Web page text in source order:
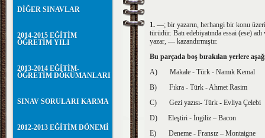
DİĞER SINAVLAR
2014-2015 EĞİTİM
ÖĞRETİM YILI
2013-2014 EĞİTİM-
ÖĞRETİM DÖKÜMANLARI
SINAV SORULARI KARMA
2012-2013 EĞİTİM DÖNEMİ
1. —; bir yazarın, herhangi bir konu
türüdür. Batı edebiyatında essai (ese)
yazar, — kazandırmıştır.
Bu parçada boş bırakılan yerlere
A)
Makale - Türk - Namık Kemal
B)
Fıkra - Türk - Ahmet Rasim
C)
Gezi yazısı- Türk - Evliya Çelebi
D)
Eleştiri - İngiliz – Bacon
E)
Deneme - Fransız – Montaigne